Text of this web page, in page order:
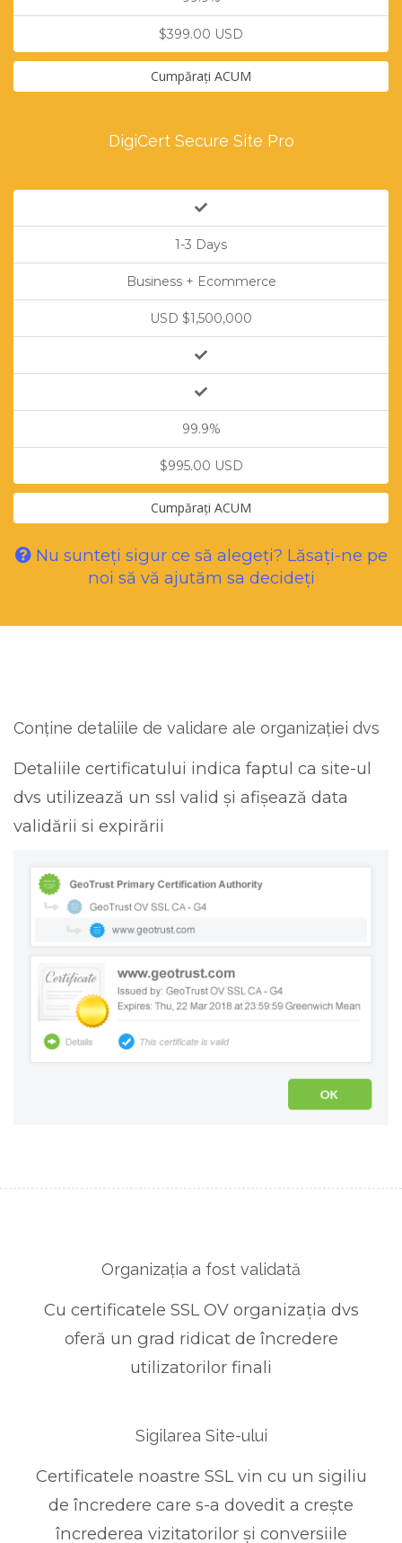
$399.00 USD
Cumpărați ACUM
DigiCert Secure Site Pro
1-3 Days
Business + Ecommerce
USD $1,500,000
99.9%
$995.00 USD
Cumpărați ACUM
Nu sunteți sigur ce să alegeți? Lăsați-ne pe
noi să vă ajutăm sa decideți
Conține detaliile de validare ale organizației dvs
Detaliile certificatului indica faptul ca site-ul
dvs utilizează un ssl valid și afișează data
validării si expirării
Organizația a fost validată
Cu certificatele SSL OV organizația dvs
oferă un grad ridicat de încredere
utilizatorilor finali
Sigilarea Site-ului
Certificatele noastre SSL vin cu un sigiliu
de încredere care s-a dovedit a crește
încrederea vizitatorilor și conversiile